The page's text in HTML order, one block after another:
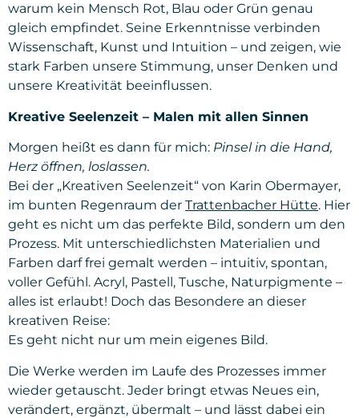
warum kein Mensch Rot, Blau oder Grün genau
gleich empfindet. Seine Erkenntnisse verbinden
Wissenschaft, Kunst und Intuition – und zeigen, wie
stark Farben unsere Stimmung, unser Denken und
unsere Kreativität beeinflussen.
Kreative Seelenzeit – Malen mit allen Sinnen
Morgen heißt es dann für mich: Pinsel in die Hand,
Herz öffnen, loslassen.
Bei der „Kreativen Seelenzeit“ von Karin Obermayer,
im bunten Regenraum der Trattenbacher Hütte. Hier
geht es nicht um das perfekte Bild, sondern um den
Prozess. Mit unterschiedlichsten Materialien und
Farben darf frei gemalt werden – intuitiv, spontan,
voller Gefühl. Acryl, Pastell, Tusche, Naturpigmente –
alles ist erlaubt! Doch das Besondere an dieser
kreativen Reise:
Es geht nicht nur um mein eigenes Bild.
Die Werke werden im Laufe des Prozesses immer
wieder getauscht. Jeder bringt etwas Neues ein,
verändert, ergänzt, übermalt – und lässt dabei ein